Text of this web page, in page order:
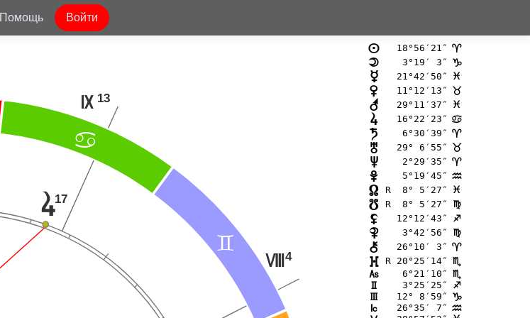
Помощь Войти
>
4
N
13
O
s17
n 18°56′21″ ;
o 3°19′ 3″ D
p 21°42′50″ F
q 11°12′13″ <
r 29°11′37″ F
s 16°22′23″ >
t 6°30′39″ ;
u 29° 6′55″ <
v 2°29′35″ ;
w 5°19′45″ E
x R  8° 5′27″ F
y R  8° 5′27″ @
z 12°12′43″ C
{ 3°42′56″ @
| 26°10′ 3″ ;
} R 20°25′14″ B
G 6°21′10″ B
H 3°25′25″ C
I 12° 8′59″ D
J 26°35′ 7″ E